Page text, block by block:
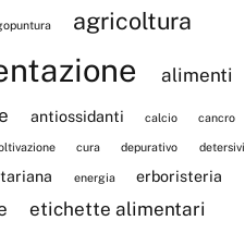
agricoltura
alimenti
antiossidanti calcio cancro
cura depurativo detersivi
energia erboristeria
etichette alimentari